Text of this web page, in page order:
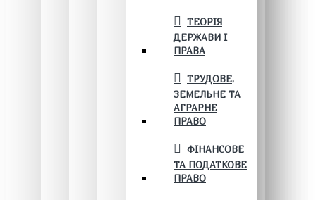
ТЕОРІЯ
ДЕРЖАВИ І
ПРАВА
ТРУДОВЕ,
ЗЕМЕЛЬНЕ ТА
АГРАРНЕ
ПРАВО
ФІНАНСОВЕ
ТА ПОДАТКОВЕ
ПРАВО